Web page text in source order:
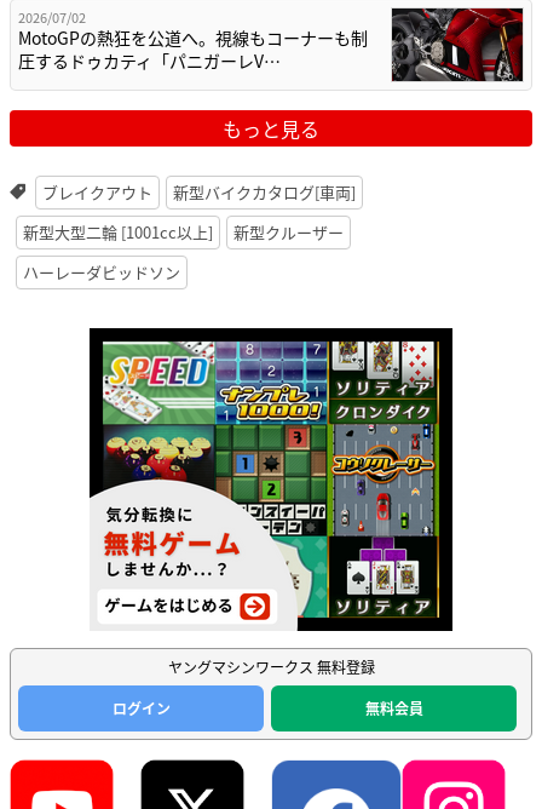
2026/07/02
MotoGPの熱狂を公道へ。視線もコーナーも制
圧するドゥカティ「パニガーレV…
もっと見る
ブレイクアウト
新型バイクカタログ[車両]
新型大型二輪 [1001cc以上]
新型クルーザー
ハーレーダビッドソン
ヤングマシンワークス 無料登録
ログイン
無料会員